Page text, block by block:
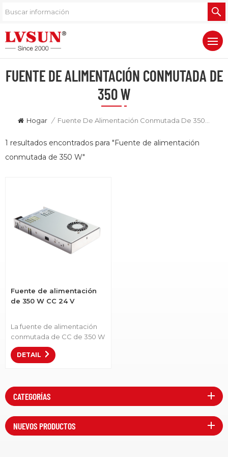
FUENTE DE ALIMENTACIÓN CONMUTADA DE
350 W
Hogar /
1 resultados encontrados para "Fuente de alimentación
conmutada de 350 W"
Fuente de alimentación
de 350 W CC 24 V
La fuente de alimentación
conmutada de CC de 350 W
proporciona una salida de
24 V.Número de artículo:LS-
vida útil y alta fiabilidad.•
Indicador LED de
encendido.• Aplicaciones
industriales: Ideal para
equipos de automatización
industrial, sistemas de
DETAIL
CATEGORÍAS
NUEVOS PRODUCTOS